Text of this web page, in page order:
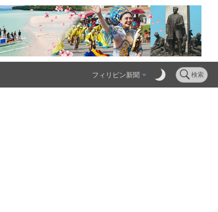
フィリピン新聞 検索